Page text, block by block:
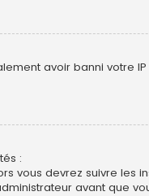
avoir banni votre
:
vous devrez suivre
avant que